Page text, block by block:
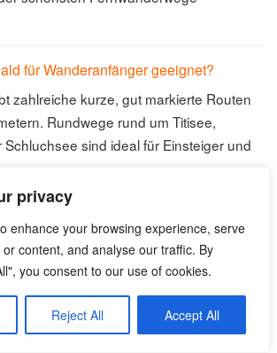
privacy
enhance your browsing experience, serve
content, and analyse our traffic. By
you consent to our use of cookies.
Reject All Accept All
für Wanderanfänger geeignet?
zahlreiche kurze, gut markierte Routen
Rundwege rund um Titisee,
sind ideal für Einsteiger und
sind die meistgenutzten Apps.
Fernwanderwege empfiehlt sich
Karte.